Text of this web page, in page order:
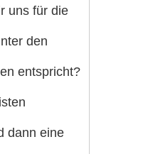
uns für die
den
entspricht?
dann eine